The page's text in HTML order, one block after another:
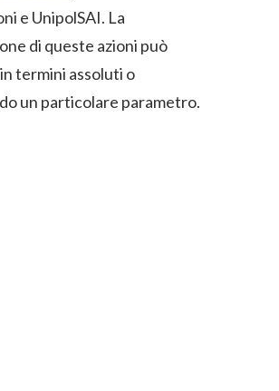
e UnipolSAI. La
di queste azioni può
termini assoluti o
un particolare parametro.